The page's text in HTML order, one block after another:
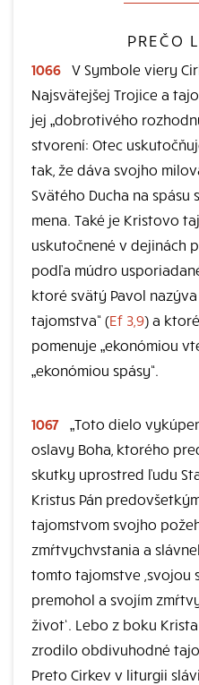
PREČO
1066 V Symbole viery
Najsvätejšej Trojice a
jej „dobrotivého
stvorení: Otec
tak, že dáva svojho
Svätého Ducha na spásu
mena. Také je Kristovo
uskutočnené v dejinách
podľa múdro
ktoré svätý Pavol
tajomstva“ (Ef 3,9) a
pomenuje „ekonómiou
„ekonómiou spásy“.
1067 „Toto dielo
oslavy Boha, ktorého
skutky uprostred ľudu
Kristus Pán
tajomstvom svojho
zmŕtvychvstania a
tomto tajomstve ,svojou
premohol a svojím
život‘. Lebo z boku
zrodilo obdivuhodné
Preto Cirkev v liturgii